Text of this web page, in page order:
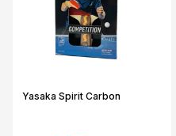
Yasaka Spirit Carbon